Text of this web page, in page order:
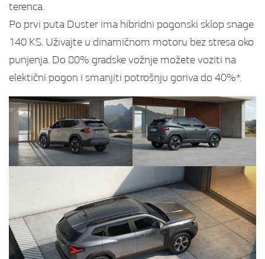
terenca.
Po prvi puta Duster ima hibridni pogonski sklop snage
140 KS. Uživajte u dinamičnom motoru bez stresa oko
punjenja. Do 80% gradske vožnje možete voziti na
elektični pogon i smanjiti potrošnju goriva do 40%*.